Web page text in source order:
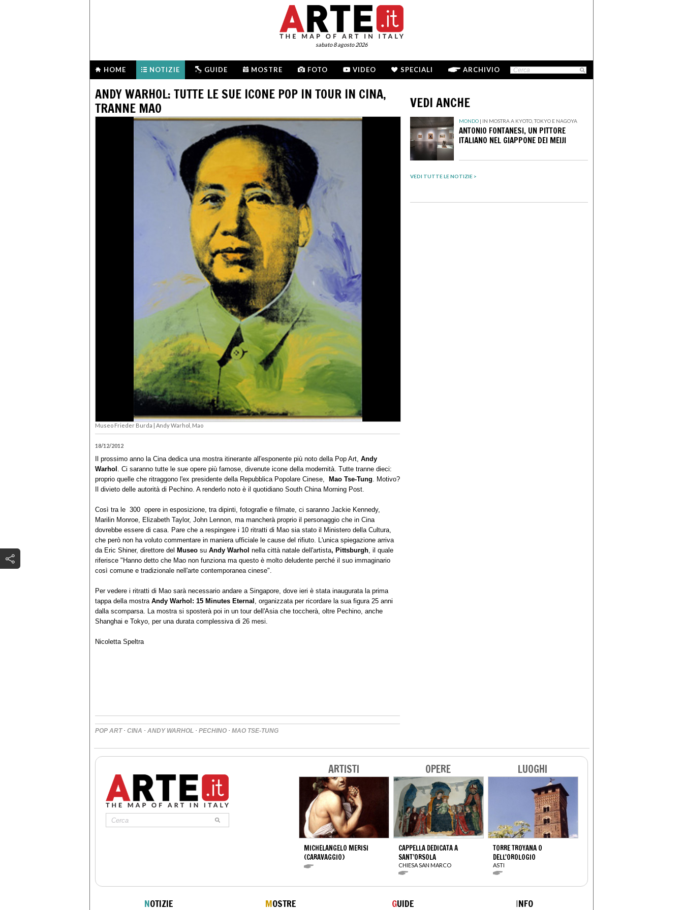
sabato 8 agosto 2026
HOME NOTIZIE GUIDE MOSTRE FOTO VIDEO SPECIALI ARCHIVIO
ANDY WARHOL: TUTTE LE SUE ICONE POP IN TOUR IN CINA,
TRANNE MAO
Museo Frieder Burda | Andy Warhol, Mao
18/12/2012
Il prossimo anno la Cina dedica una mostra itinerante all'esponente più noto della Pop Art, Andy
Warhol . Ci saranno tutte le sue opere più famose, divenute icone della modernità. Tutte tranne dieci:
proprio quelle che ritraggono l'ex presidente della Repubblica Popolare Cinese,
Mao Tse-Tung. Motivo?
Il divieto delle autorità di Pechino. A renderlo noto è il quotidiano South China Morning Post.
Così tra le 300 opere in esposizione, tra dipinti, fotografie e filmate, ci saranno Jackie Kennedy,
Marilin Monroe, Elizabeth Taylor, John Lennon, ma mancherà proprio il personaggio che in Cina
dovrebbe essere di casa. Pare che a respingere i 10 ritratti di Mao sia stato il Ministero della Cultura,
che però non ha voluto commentare in maniera ufficiale le cause del rifiuto. L'unica spiegazione arriva
da Eric Shiner, direttore del Museo su Andy Warhol nella città natale dell'artista, Pittsburgh, il quale
riferisce "Hanno detto che Mao non funziona ma questo è molto deludente perché il suo immaginario
così comune e tradizionale nell'arte contemporanea cinese".
Per vedere i ritratti di Mao sarà necessario andare a Singapore, dove ieri è stata inaugurata la prima
tappa della mostra Andy Warhol: 15 Minutes Eternal , organizzata per ricordare la sua figura 25 anni
dalla scomparsa. La mostra si sposterà poi in un tour dell'Asia che toccherà, oltre Pechino, anche
Shanghai e Tokyo, per una durata complessiva di 26 mesi.
Nicoletta Speltra
POP ART· CINA · ANDY WARHOL · PECHINO · MAO TSE-TUNG
VEDI ANCHE
MONDO | IN MOSTRA A KYOTO, TOKYO E NAGOYA
ANTONIO FONTANESI, UN PITTORE
ITALIANO NEL GIAPPONE DEI MEIJI
VEDI TUTTE LE NOTIZIE >
ARTISTI
MICHELANGELO MERISI
(CARAVAGGIO)
OPERE
CAPPELLA DEDICATA A
SANT’ORSOLA
CHIESA SAN MARCO
LUOGHI
TORRE TROYANA O
DELL'OROLOGIO
ASTI
NOTIZIE MOSTRE GUIDE INFO